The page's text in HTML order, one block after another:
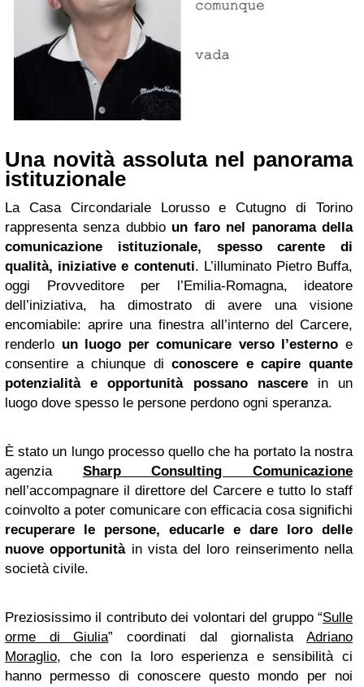
Una novità assoluta nel panorama
istituzionale
La Casa Circondariale Lorusso e Cutugno di Torino
rappresenta senza dubbio un faro nel panorama della
comunicazione istituzionale, spesso carente di
qualità, iniziative e contenuti. L’illuminato Pietro Buffa,
oggi Provveditore per l’Emilia-Romagna, ideatore
dell’iniziativa, ha dimostrato di avere una visione
encomiabile: aprire una finestra all’interno del Carcere,
renderlo un luogo per comunicare verso l’esterno e
consentire a chiunque diconoscere e capire quante
potenzialità e opportunità possano nascerein un
luogo dove spesso le persone perdono ogni speranza.
È stato un lungo processo quello che ha portato la nostra
agenzia Sharp Consulting Comunicazione
nell’accompagnare il direttore del Carcere e tutto lo staff
coinvolto a poter comunicare con efficacia cosa significhi
recuperare le persone, educarle e dare loro delle
nuove opportunitàin vista del loro reinserimento nella
società civile.
Preziosissimo il contributo dei volontari del gruppo “Sulle
orme di Giulia” coordinati dal giornalistaAdriano
Moraglio, che con la loro esperienza e sensibilità ci
hanno permesso di conoscere questo mondo per noi